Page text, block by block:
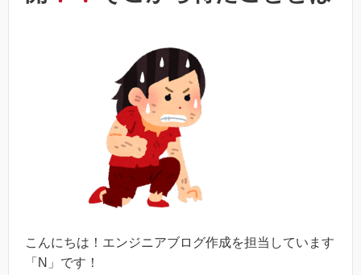
こんにちは！エンジニアブログ作成を担当しています
「N」です！